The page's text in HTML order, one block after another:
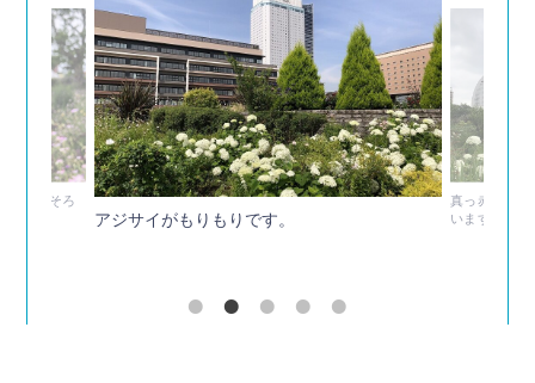
ウムもそろ
アジサイがもりもりです。
真っ赤なク
います。